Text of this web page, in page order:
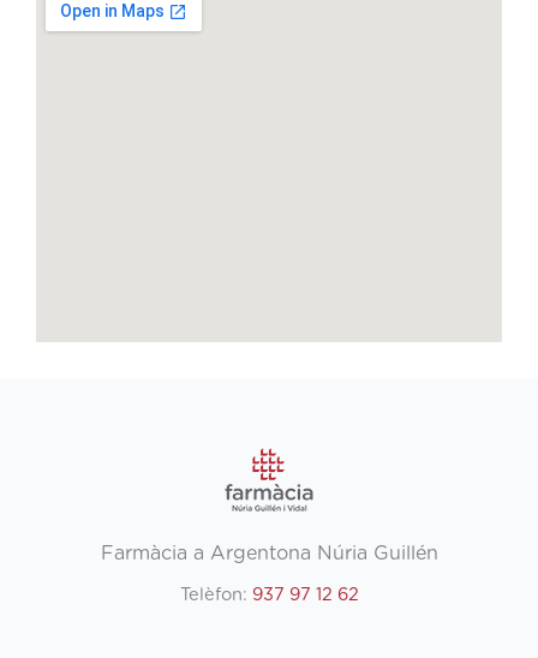
Farmàcia a Argentona Núria Guillén
Telèfon: 937 97 12 62